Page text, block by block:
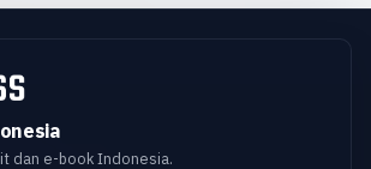
dan e-book Indonesia.